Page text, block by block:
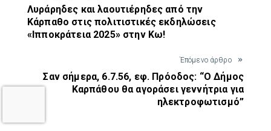
Λυράρηδες και λαουτιέρηδες από την
Κάρπαθο στις πολιτιστικές εκδηλώσεις
«Ιπποκράτεια 2025» στην Κω!
Έπόμενο άρθρο
Σαν σήμερα, 6.7.56, εφ. Πρόοδος: “Ο Δήμος
Καρπάθου θα αγοράσει γεννήτρια για
ηλεκτροφωτισμό”